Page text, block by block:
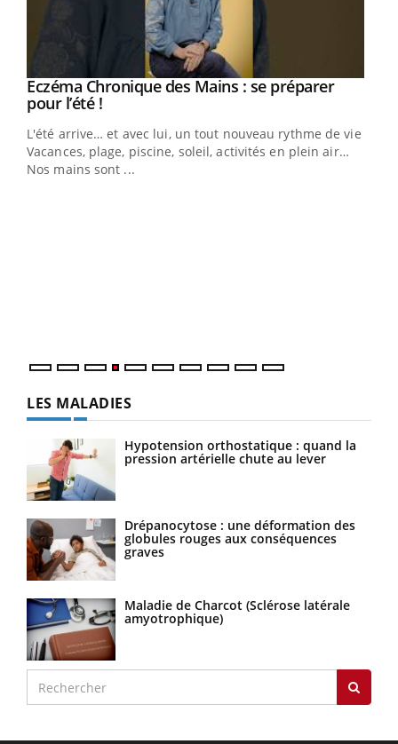
Youtube
Eczéma Chronique des Mains : se préparer
pour l’été !Youtube
L'été arrive… et avec lui, un tout nouveau rythme de vie !
Vacances, plage, piscine, soleil, activités en plein air…
Nos mains sont ...
LES MALADIES
Hypotension orthostatique : quand la
pression artérielle chute au lever
Drépanocytose : une déformation des
globules rouges aux conséquences
graves
Maladie de Charcot (Sclérose latérale
amyotrophique)